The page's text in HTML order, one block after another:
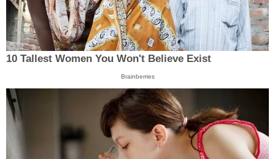
10 Tallest Women You Won't Believe Exist
Brainberries